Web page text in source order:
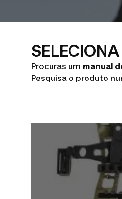
Procuras um manual
Pesquisa o produto